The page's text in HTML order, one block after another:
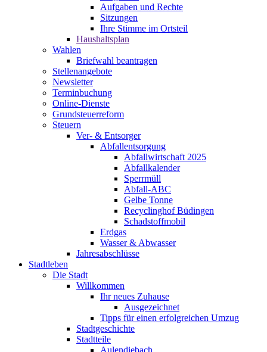
Aufgaben und Rechte
Sitzungen
Ihre Stimme im Ortsteil
Haushaltsplan
Wahlen
Briefwahl beantragen
Stellenangebote
Newsletter
Terminbuchung
Online-Dienste
Grundsteuerreform
Steuern
Ver- & Entsorger
Abfallentsorgung
Abfallwirtschaft 2025
Abfallkalender
Sperrmüll
Abfall-ABC
Gelbe Tonne
Recyclinghof Büdingen
Schadstoffmobil
Erdgas
Wasser & Abwasser
Jahresabschlüsse
Stadtleben
Die Stadt
Willkommen
Ihr neues Zuhause
Ausgezeichnet
Tipps für einen erfolgreichen Umzug
Stadtgeschichte
Stadtteile
Aulendiebach